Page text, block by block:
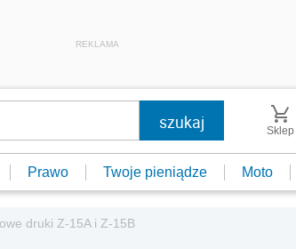
REKLAMA
Sklep
Prawo Twoje pieniądze Moto
druki Z-15A i Z-15B